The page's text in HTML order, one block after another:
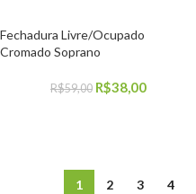
Fechadura Livre/Ocupado
Cromado Soprano
R$59,00 R$38,00
1 2 3 4